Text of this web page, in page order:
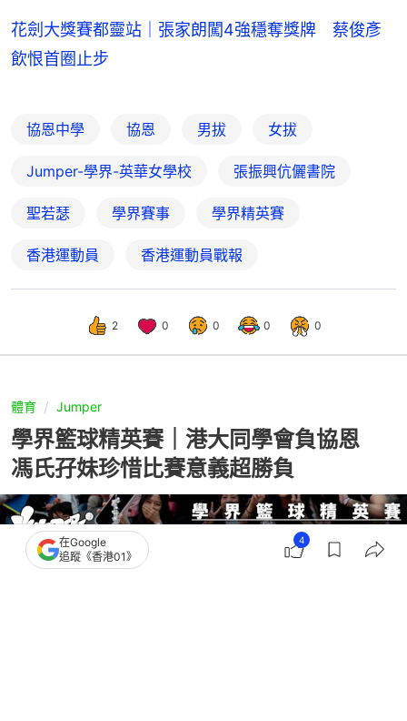
花劍大獎賽都靈站｜張家朗闖4強穩奪獎牌 蔡俊彥
飲恨首圈止步
協恩中學 協恩 男拔 女拔
Jumper-學界-英華女學校 張振興伉儷書院
聖若瑟 學界賽事 學界精英賽
香港運動員 香港運動員戰報
2 0 0 0 0
體育 Jumper
學界籃球精英賽｜港大同學會負協恩
馮氏孖妹珍惜比賽意義超勝負
在Google
追蹤《香港01》
4